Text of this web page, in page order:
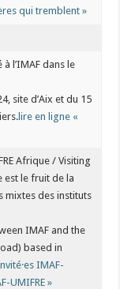
qui tremblent »
à l’IMAF dans le
site d’Aix et du 15
lire en ligne «
Afrique / Visiting
est le fruit de la
mixtes des instituts
IMAF and the
based in
IMAF-
UMIFRE »